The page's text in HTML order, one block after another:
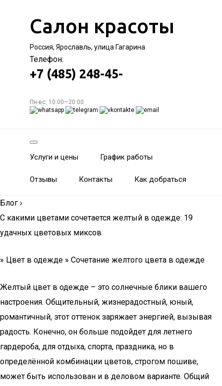
Салон красоты
Россия, Ярославль, улица Гагарина
Телефон:
+7 (485) 248-45-
Пн-вс: 10:00—20:00
Услуги и цены График работы
Отзывы Контакты Как добраться
Блог ›
С какими цветами сочетается желтый в одежде: 19
удачных цветовых миксов
» Цвет в одежде » Сочетание желтого цвета в одежде
Желтый цвет в одежде – это солнечные блики вашего
настроения. Общительный, жизнерадостный, юный,
романтичный, этот оттенок заряжает энергией, вызывая
радость. Конечно, он больше подойдет для летнего
гардероба, для отдыха, спорта, праздника, но в
определённой комбинации цветов, строгом пошиве,
может быть использован и в деловом варианте. Общий